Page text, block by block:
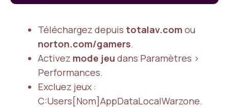
Téléchargez depuis totalav.com ou
norton.com/gamers.
Activez mode jeu dans Paramètres >
Performances.
Excluez jeux :
C:Users[Nom]AppDataLocalWarzone.